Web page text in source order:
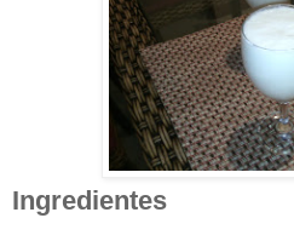
Ingredientes